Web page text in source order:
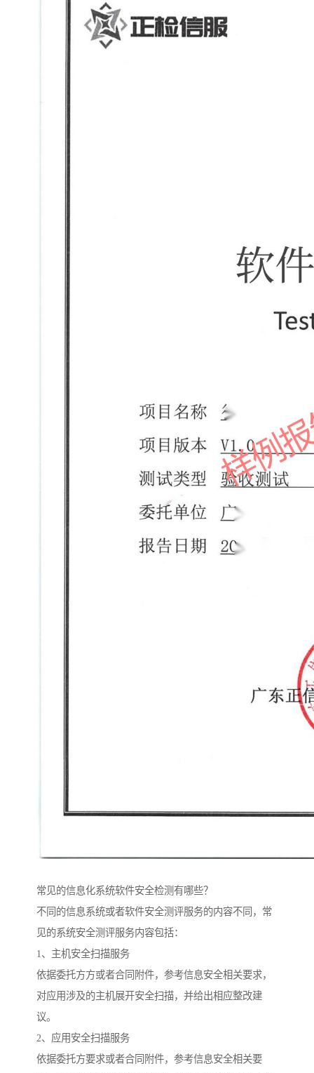
常见的信息化系统软件安全检测有哪些？
不同的信息系统或者软件安全测评服务的内容不同，常
见的系统安全测评服务内容包括：
1、主机安全扫描服务
依据委托方方或者合同附件，参考信息安全相关要求，
对应用涉及的主机展开安全扫描，并给出相应整改建
议。
2、应用安全扫描服务
依据委托方要求或者合同附件，参考信息安全相关要